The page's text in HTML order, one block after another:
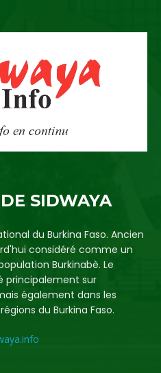
SIDWAYA
du Burkina Faso. Ancien
considéré comme un
Burkinabè. Le
principalement sur
également dans les
du Burkina Faso.